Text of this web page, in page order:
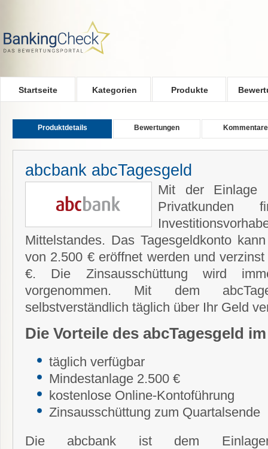
Startseite Kategorien Produkte
Produktdetails Bewertungen Kommentare
abcbank abcTagesgeld
Mit der Einlage
Privatkunden
Mittelstandes. Das Tagesgeldkonto
von 2.500 € eröffnet werden und
€. Die Zinsausschüttung wird
vorgenommen. Mit dem
selbstverständlich täglich über Ihr Geld
Die Vorteile des abcTagesgeld
täglich verfügbar
Mindestanlage 2.500 €
kostenlose Online-Kontoführung
Zinsausschüttung zum Quartalsende
Die abcbank ist dem